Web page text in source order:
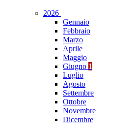
2026
Gennaio
Febbraio
Marzo
Aprile
Maggio
Giugno 1
Luglio
Agosto
Settembre
Ottobre
Novembre
Dicembre